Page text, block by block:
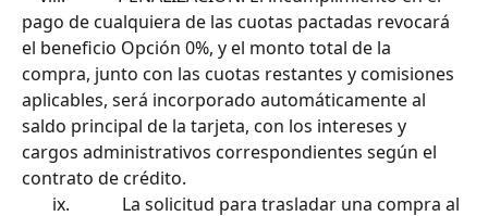
pago de cualquiera de las cuotas pactadas revocará
el beneficio Opción 0%, y el monto total de la
compra, junto con las cuotas restantes y comisiones
aplicables, será incorporado automáticamente al
saldo principal de la tarjeta, con los intereses y
cargos administrativos correspondientes según el
contrato de crédito.